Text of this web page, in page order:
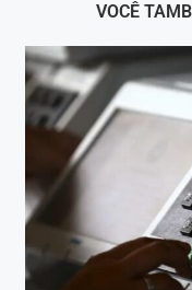
VOCÊ